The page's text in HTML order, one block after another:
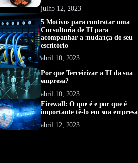
julho 12, 2023
5 Motivos para contratar uma
Consultoria de TI para
acompanhar a mudança do seu
escritório
abril 10, 2023
Por que Terceirizar a TI da sua
empresa?
abril 10, 2023
Firewall: O que é e por que é
importante tê-lo em sua empresa
abril 12, 2023